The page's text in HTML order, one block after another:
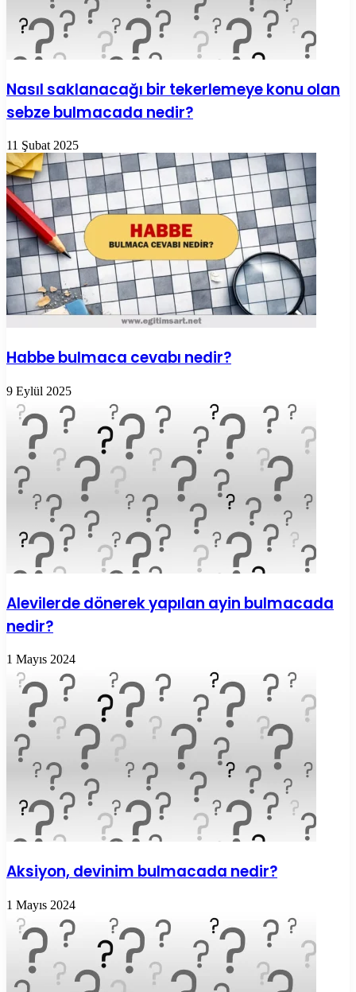
Nasıl saklanacağı bir tekerlemeye konu olan
sebze bulmacada nedir?
11 Şubat 2025
Habbe bulmaca cevabı nedir?
9 Eylül 2025
Alevilerde dönerek yapılan ayin bulmacada
nedir?
1 Mayıs 2024
Aksiyon, devinim bulmacada nedir?
1 Mayıs 2024